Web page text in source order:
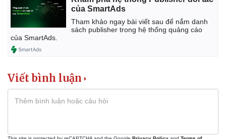
của SmartAds
Tham khảo ngay bài viết sau để nắm danh
sách publisher trong hệ thống quảng cáo
của SmartAds.
Viết bình luận